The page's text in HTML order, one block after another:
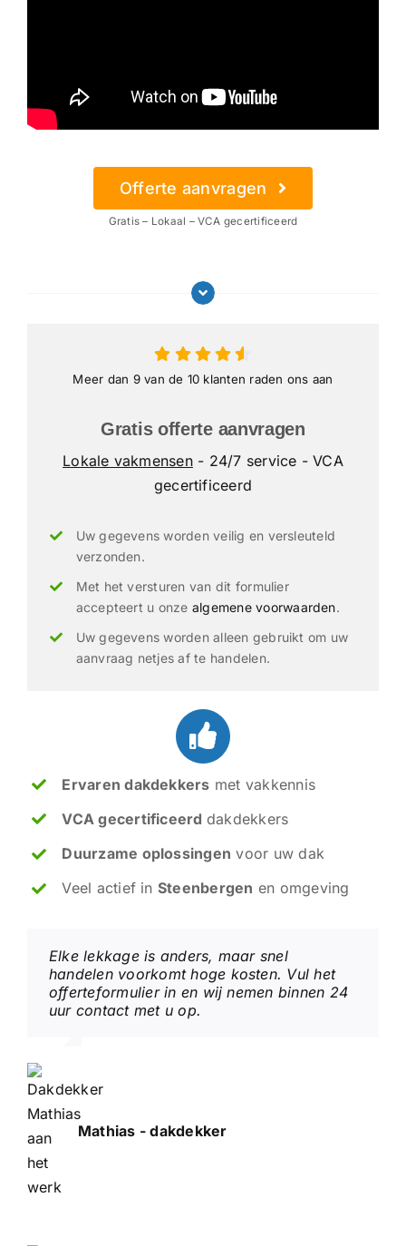
Offerte aanvragen
Gratis – Lokaal – VCA gecertificeerd
Meer dan 9 van de 10 klanten raden ons aan
Gratis offerte aanvragen
Lokale vakmensen- 24/7 service - VCA
gecertificeerd
Uw gegevens worden veilig en versleuteld
verzonden.
Met het versturen van dit formulier
accepteert u onze algemene voorwaarden.
Uw gegevens worden alleen gebruikt om uw
aanvraag netjes af te handelen.
Ervaren dakdekkers met vakkennis
VCA gecertificeerd dakdekkers
Duurzame oplossingen voor uw dak
Veel actief in Steenbergen en omgeving
Elke lekkage is anders, maar snel
handelen voorkomt hoge kosten. Vul het
offerteformulier in en wij nemen binnen 24
uur contact met u op.
Mathias - dakdekker